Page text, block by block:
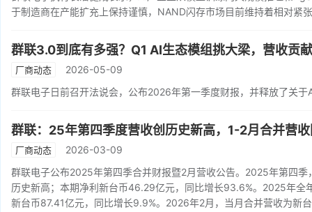
于制造商在产能扩充上保持谨慎，NAND闪存市场目前维持着相对紧
群联3.0到底有多强？Q1 AI生态模组挑大梁，营收贡
厂商动态
2026-05-09
群联电子日前召开法说会，公布2026年第一季度财报，并释放了关
群联：25年第四季度营收创历史新高，1-2月合并营
厂商动态
2026-03-09
群联电子公布2025年第四季合并财报暨2月营收公告。2025年第四
历史新高；本期净利新台币46.29亿元，同比增长93.6%。2025年
新台币87.41亿元，同比增长9.9%。2026年2月，当月合并营收为新